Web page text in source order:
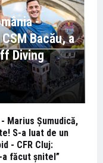
-
Bacău, a
Diving
Marius Șumudică,
S-a luat de un
- CFR Cluj:
a făcut șnitel”